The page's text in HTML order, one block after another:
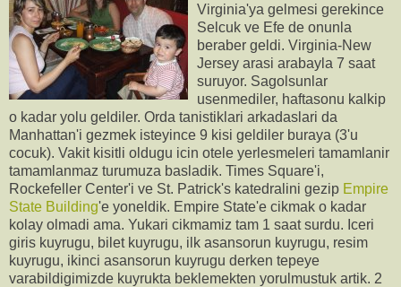
Virginia'ya gelmesi gerekince
Selcuk ve Efe de onunla
beraber geldi. Virginia-New
Jersey arasi arabayla 7 saat
suruyor. Sagolsunlar
usenmediler, haftasonu kalkip
o kadar yolu geldiler. Orda tanistiklari arkadaslari da
Manhattan'i gezmek isteyince 9 kisi geldiler buraya (3'u
cocuk). Vakit kisitli oldugu icin otele yerlesmeleri tamamlanir
tamamlanmaz turumuza basladik. Times Square'i,
Rockefeller Center'i ve St. Patrick's katedralini gezip Empire
State Building'e yoneldik. Empire State'e cikmak o kadar
kolay olmadi ama. Yukari cikmamiz tam 1 saat surdu. Iceri
giris kuyrugu, bilet kuyrugu, ilk asansorun kuyrugu, resim
kuyrugu, ikinci asansorun kuyrugu derken tepeye
varabildigimizde kuyrukta beklemekten yorulmustuk artik. 2